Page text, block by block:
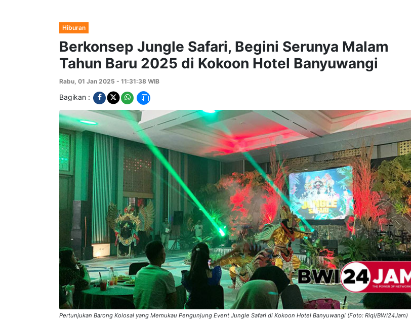
Hiburan
Berkonsep Jungle Safari, Begini Serunya Malam
Tahun Baru 2025 di Kokoon Hotel Banyuwangi
Rabu, 01 Jan 2025 - 11:31:38 WIB
Bagikan :